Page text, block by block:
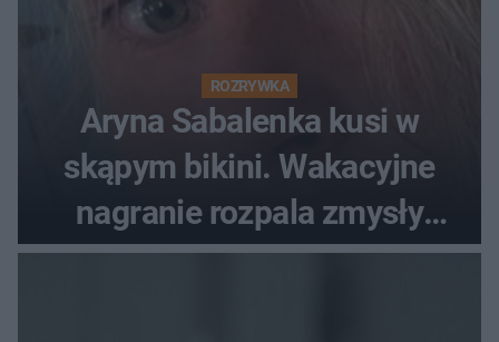
ROZRYWKA
Aryna Sabalenka kusi w
skąpym bikini. Wakacyjne
nagranie rozpala zmysły
fanów